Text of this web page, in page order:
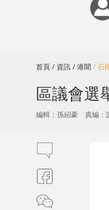
首頁 / 資訊 / 港聞 / 石
區議會選
編輯：孫紹豪 責編：